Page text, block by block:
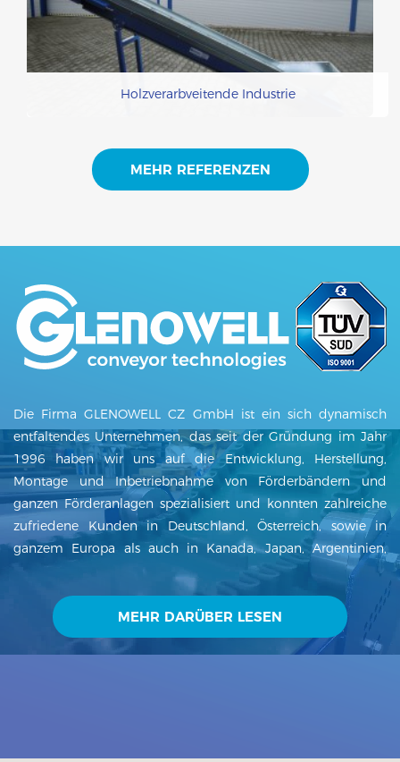
Holzverarbveitende Industrie
MEHR REFERENZEN
Die Firma GLENOWELL CZ GmbH ist ein sich dynamisch
entfaltendes Unternehmen, das seit der Gründung im Jahr
1996 haben wir uns auf die Entwicklung, Herstellung,
Montage und Inbetriebnahme von Förderbändern und
ganzen Förderanlagen spezialisiert und konnten zahlreiche
zufriedene Kunden in Deutschland, Österreich, sowie in
ganzem Europa als auch in Kanada, Japan, Argentinien,
Mexiko, Indien und anderen Ländern der Welt gewinnen. Die
GLENOWELL CZ GmbH liefert Förderbänder,
Fördetechnologien, Behälter und Stahlkonstruktionen inkl.
der Planung und der Montage. Unsere Förderbänder finden
in vielen Bereichen Einsatz. Bei uns steht der Kunde an erster
MEHR DARÜBER LESEN